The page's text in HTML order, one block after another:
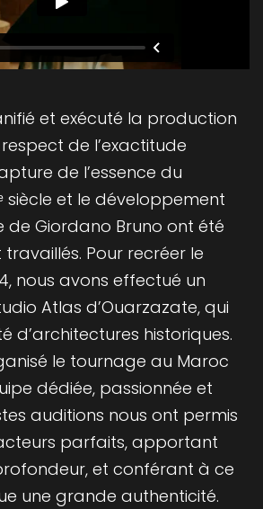
et exécuté la production
de l’exactitude
de l’essence du
siècle et le développement
Giordano Bruno ont été
Pour recréer le
nous avons effectué un
Atlas d’Ouarzazate, qui
d’architectures historiques.
le tournage au Maroc
dédiée, passionnée et
auditions nous ont permis
parfaits, apportant
et conférant à ce
une grande authenticité.